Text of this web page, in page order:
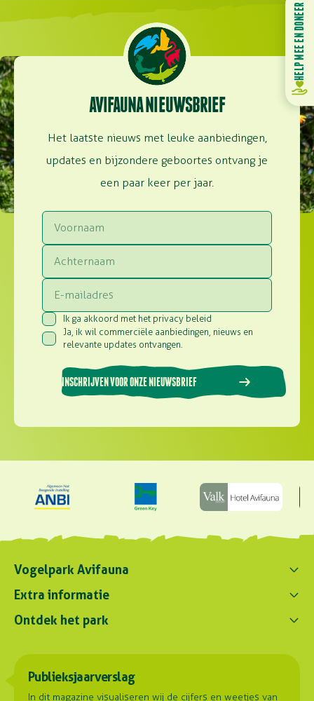
AVIFAUNA NIEUWSBRIEF
Het laatste nieuws met leuke aanbiedingen,
updates en bijzondere geboortes ontvang je
een paar keer per jaar.
Consent (Vereist)
Ik ga akkoord met het privacy beleid
Consent(Vereist)
Ja, ik wil commerciële aanbiedingen, nieuws en
relevante updates ontvangen.
INSCHRIJVEN VOOR ONZE NIEUWSBRIEF
Vogelpark Avifauna
Contact ons
0172 - 256 256
contact@avifauna.nl
Parkadres
Hoorn 59
2404 HG Alphen aan den Rijn
Extra informatie
Parkregelement
Duurzaamheid
Samenwerkingen
Contact
Ontdek het park
Onze dieren
Plattegrond
Publieksjaarverslag
In dit magazine visualiseren wij de cijfers en weetjes van
HELP MEE EN DONEER